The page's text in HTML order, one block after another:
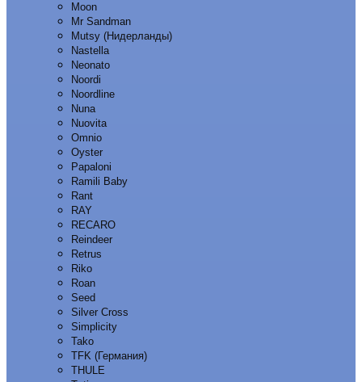
Moon
Mr Sandman
Mutsy (Нидерланды)
Nastella
Neonato
Noordi
Noordline
Nuna
Nuovita
Omnio
Oyster
Papaloni
Ramili Baby
Rant
RAY
RECARO
Reindeer
Retrus
Riko
Roan
Seed
Silver Cross
Simplicity
Tako
TFK (Германия)
THULE